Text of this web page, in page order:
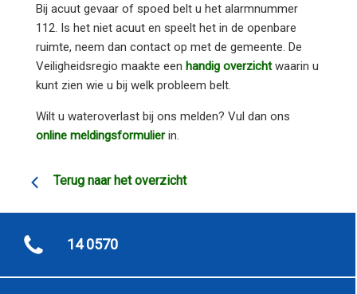
Bij acuut gevaar of spoed belt u het alarmnummer
112. Is het niet acuut en speelt het in de openbare
ruimte, neem dan contact op met de gemeente. De
Veiligheidsregio maakte een handig overzichtwaarin u
kunt zien wie u bij welk probleem belt.
Wilt u wateroverlast bij ons melden? Vul dan ons
online meldingsformulierin.
Terug naar het overzicht
14 0570